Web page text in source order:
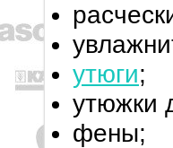
утюги;
утюжки
фены;